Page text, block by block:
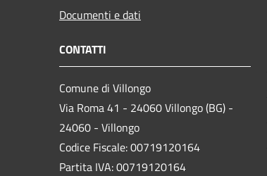
Documenti e dati
CONTATTI
Comune di Villongo
Via Roma 41 - 24060 Villongo (BG) -
24060 - Villongo
Codice Fiscale: 00719120164
Partita IVA: 00719120164